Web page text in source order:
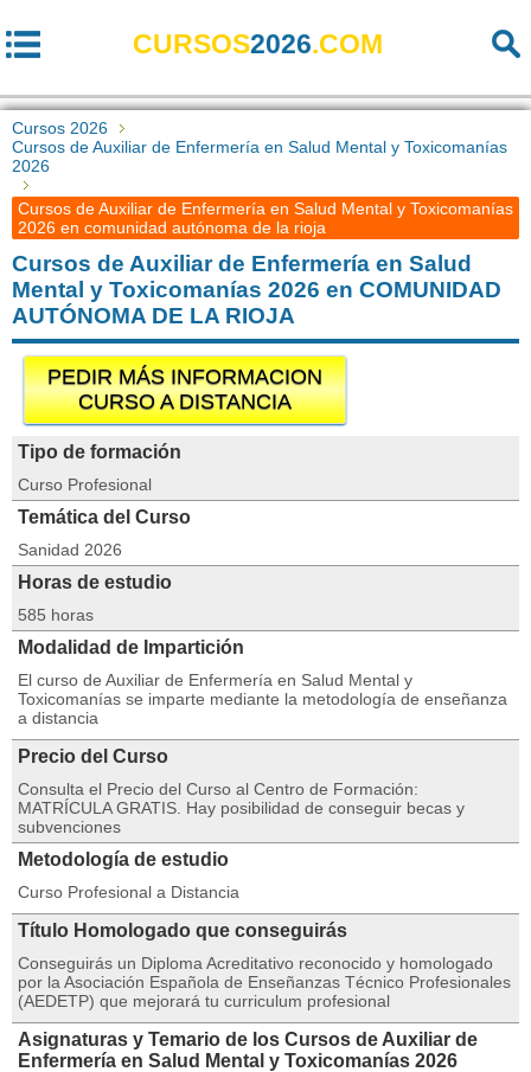
CURSOS2026.COM
Cursos 2026
Cursos de Auxiliar de Enfermería en Salud Mental y Toxicomanías
2026
Cursos de Auxiliar de Enfermería en Salud Mental y Toxicomanías
2026 en comunidad autónoma de la rioja
Cursos de Auxiliar de Enfermería en Salud
Mental y Toxicomanías 2026 en COMUNIDAD
AUTÓNOMA DE LA RIOJA
PEDIR MÁS INFORMACION
CURSO A DISTANCIA
Tipo de formación
Curso Profesional
Temática del Curso
Sanidad 2026
Horas de estudio
585 horas
Modalidad de Impartición
El curso de Auxiliar de Enfermería en Salud Mental y
Toxicomanías se imparte mediante la metodología de enseñanza
a distancia
Precio del Curso
Consulta el Precio del Curso al Centro de Formación:
MATRÍCULA GRATIS. Hay posibilidad de conseguir becas y
subvenciones
Metodología de estudio
Curso Profesional a Distancia
Título Homologado que conseguirás
Conseguirás un Diploma Acreditativo reconocido y homologado
por la Asociación Española de Enseñanzas Técnico Profesionales
(AEDETP) que mejorará tu curriculum profesional
Asignaturas y Temario de los Cursos de Auxiliar de
Enfermería en Salud Mental y Toxicomanías 2026